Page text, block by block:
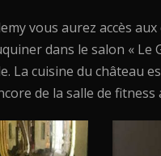
vous aurez accès
dans le salon «
La cuisine du
de la salle de